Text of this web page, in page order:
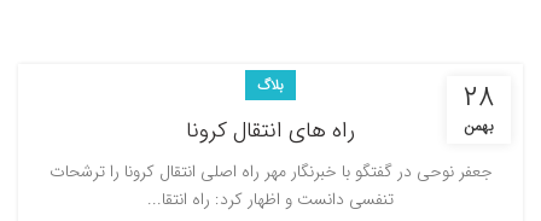
۲۸
بهمن
بلاگ
راه های انتقال کرونا
جعفر نوحی در گفتگو با خبرنگار مهر راه اصلی انتقال کرونا را ترشحات
تنفسی دانست و اظهار کرد: راه انتقا...